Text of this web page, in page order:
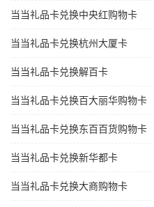
当当礼品卡兑换中央红购物卡
当当礼品卡兑换杭州大厦卡
当当礼品卡兑换解百卡
当当礼品卡兑换百大丽华购物卡
当当礼品卡兑换东百百货购物卡
当当礼品卡兑换新华都卡
当当礼品卡兑换大商购物卡